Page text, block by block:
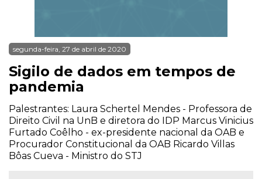
segunda-feira, 27 de abril de 2020
Sigilo de dados em tempos de
pandemia
Palestrantes: Laura Schertel Mendes - Professora de
Direito Civil na UnB e diretora do IDP Marcus Vinicius
Furtado Coêlho - ex-presidente nacional da OAB e
Procurador Constitucional da OAB Ricardo Villas
Bôas Cueva - Ministro do STJ